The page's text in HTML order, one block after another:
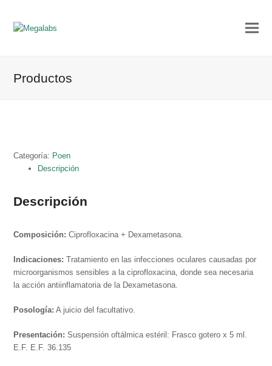
Productos
Categoría: Poen
Descripción
Descripción
Composición: Ciprofloxacina + Dexametasona.
Indicaciones: Tratamiento en las infecciones oculares causadas por
microorganismos sensibles a la ciprofloxacina, donde sea necesaria
la acción antiinflamatoria de la Dexametasona.
Posología: A juicio del facultativo.
Presentación: Suspensión oftálmica estéril: Frasco gotero x 5 ml.
E.F. E.F. 36.135